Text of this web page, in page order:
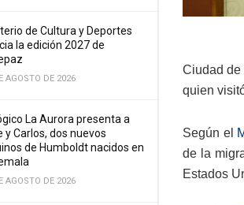
de Cultura y Deportes
la edición 2027 de
AGOSTO DE 2026
La Aurora presenta a
y Carlos, dos nuevos
de Humboldt nacidos en
AGOSTO DE 2026
Ciudad
quien
Según el
de la
Estados